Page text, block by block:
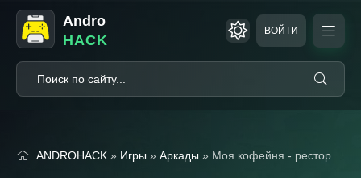
Andro
HACK
ВОЙТИ
ANDROHACK » Игры » Аркады » Моя кофейня - ресторан мечты (Мод меню)